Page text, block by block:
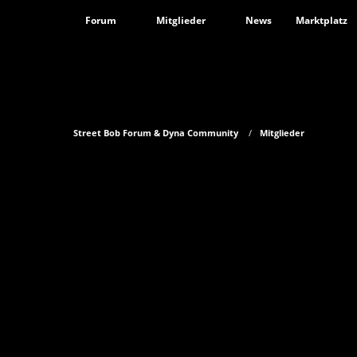
Forum Mitglieder News Marktplatz
Street Bob Forum & Dyna Community Mitglieder